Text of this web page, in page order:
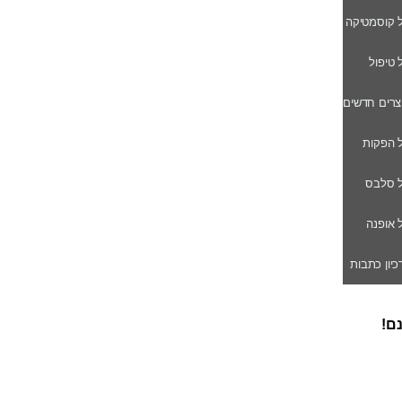
קוסמטיקה
טיפול
חדשים
הפקות
סלבס
אופנה
כתבות